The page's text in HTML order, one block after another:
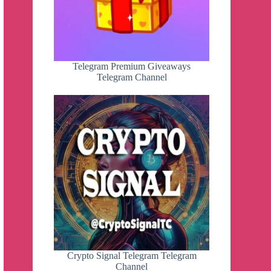
Telegram Premium Giveaways
Telegram Channel
Crypto Signal Telegram Telegram
Channel